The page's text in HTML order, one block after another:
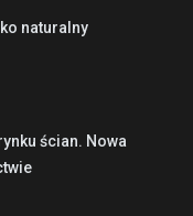
naturalny
ścian. Nowa